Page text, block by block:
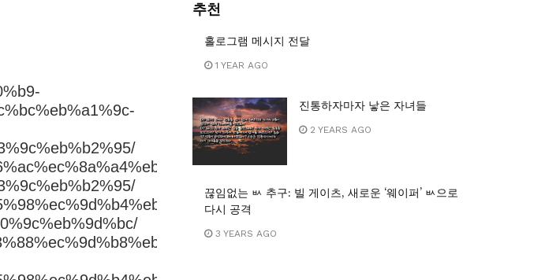
추천
홀로그램 메시지 전달
1 YEAR AGO
진통하자마자 낳은 자녀들
2 YEARS AGO
끊임없는 ㅄ 추구: 빌 게이츠, 새로운 ‘웨이퍼’ ㅄ으로
다시 공격
3 YEARS AGO